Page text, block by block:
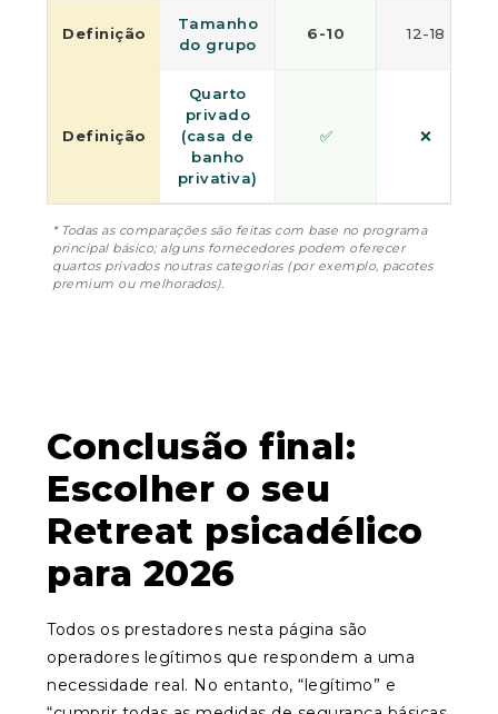
Definição
Tamanho
do grupo
6-10 12-18
Definição
Quarto
privado
(casa de
banho
privativa)
✅ ❌
* Todas as comparações são feitas com base no programa
principal básico; alguns fornecedores podem oferecer
quartos privados noutras categorias (por exemplo, pacotes
premium ou melhorados).
Conclusão final:
Escolher o seu
Retreat psicadélico
para 2026
Todos os prestadores nesta página são
operadores legítimos que respondem a uma
necessidade real. No entanto, “legítimo” e